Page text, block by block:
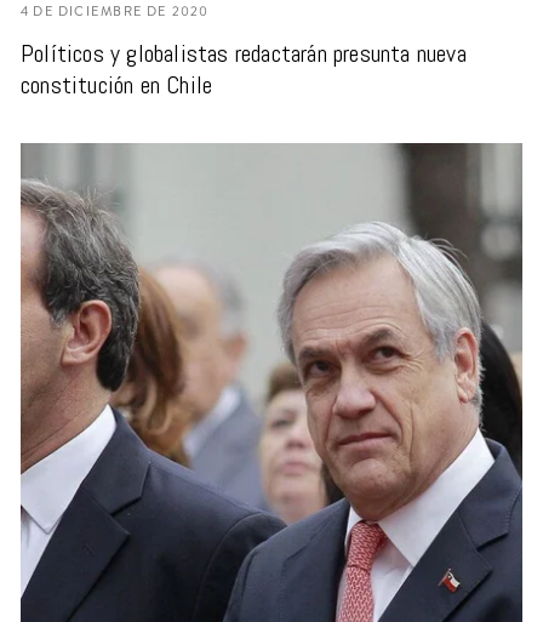
Políticos y globalistas redactarán presunta nueva
constitución en Chile
4 DE DICIEMBRE DE 2020